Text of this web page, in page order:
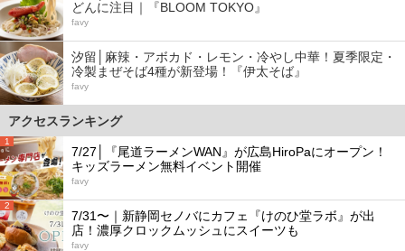
どんに注目｜『BLOOM TOKYO』
favy
汐留│麻辣・アボカド・レモン・冷やし中華！夏季限定・
冷製まぜそば4種が新登場！『伊太そば』
favy
アクセスランキング
1
7/27│『尾道ラーメンWAN』が広島HiroPaにオープン！
キッズラーメン無料イベント開催
favy
2
7/31〜｜新静岡セノバにカフェ『けのひ堂ラボ』が出
店！濃厚クロックムッシュにスイーツも
favy